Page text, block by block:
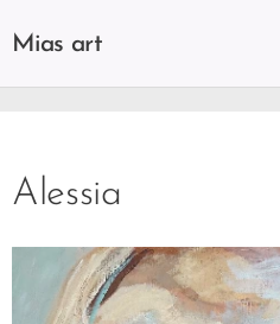
Mias art
Alessia